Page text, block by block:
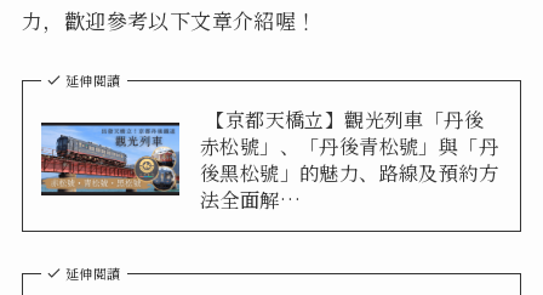
力，歡迎參考以下文章介紹喔！
延伸閱讀
【京都天橋立】觀光列車「丹後
赤松號」、「丹後青松號」與「丹
後黑松號」的魅力、路線及預約方
法全面解…
延伸閱讀